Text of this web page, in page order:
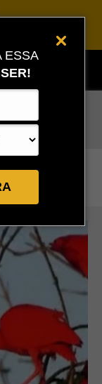
ESSA
PRIME